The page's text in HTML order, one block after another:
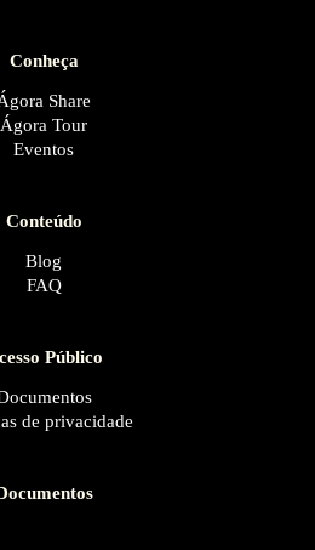
Conheça
Share
Ágora Tour
Eventos
Conteúdo
Blog
FAQ
Público
de privacidade